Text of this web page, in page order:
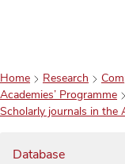
Home Research
Academies’ Programme
Scholarly journals in the
Database